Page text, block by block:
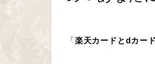
「 楽天カードとdカー